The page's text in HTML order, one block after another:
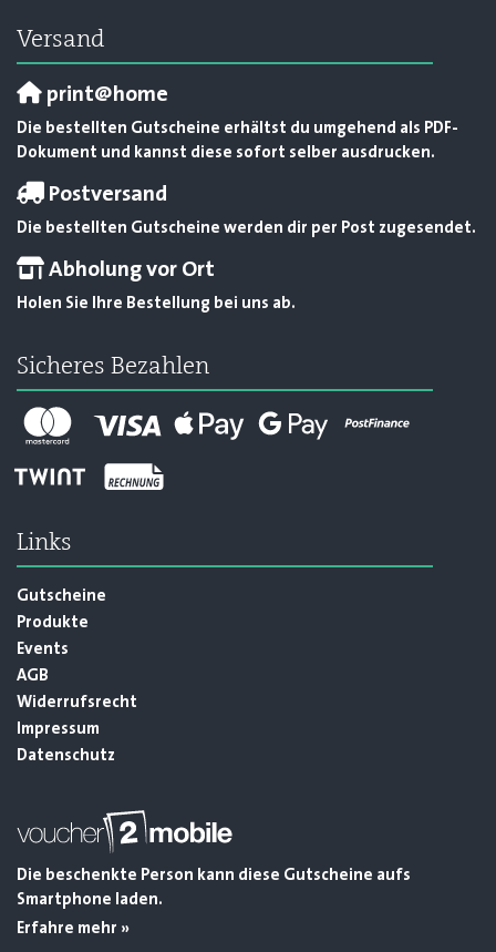
Versand
print@home
Die bestellten Gutscheine erhältst du umgehend als PDF-
Dokument und kannst diese sofort selber ausdrucken.
Postversand
Die bestellten Gutscheine werden dir per Post zugesendet.
Abholung vor Ort
Holen Sie Ihre Bestellung bei uns ab.
Sicheres Bezahlen
Links
Gutscheine
Produkte
Events
AGB
Widerrufsrecht
Impressum
Datenschutz
Die beschenkte Person kann diese Gutscheine aufs
Smartphone laden.
Erfahre mehr »